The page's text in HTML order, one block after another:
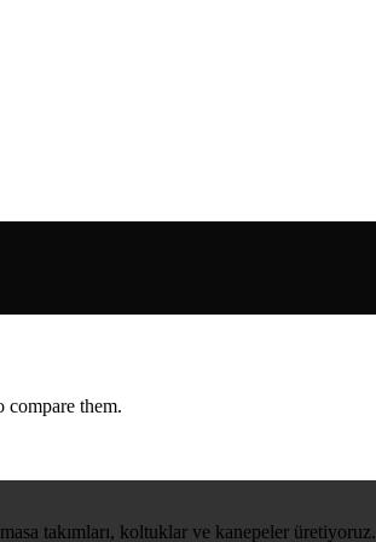
Bankoları
compare them.
takımları, koltuklar ve kanepeler üretiyoruz.